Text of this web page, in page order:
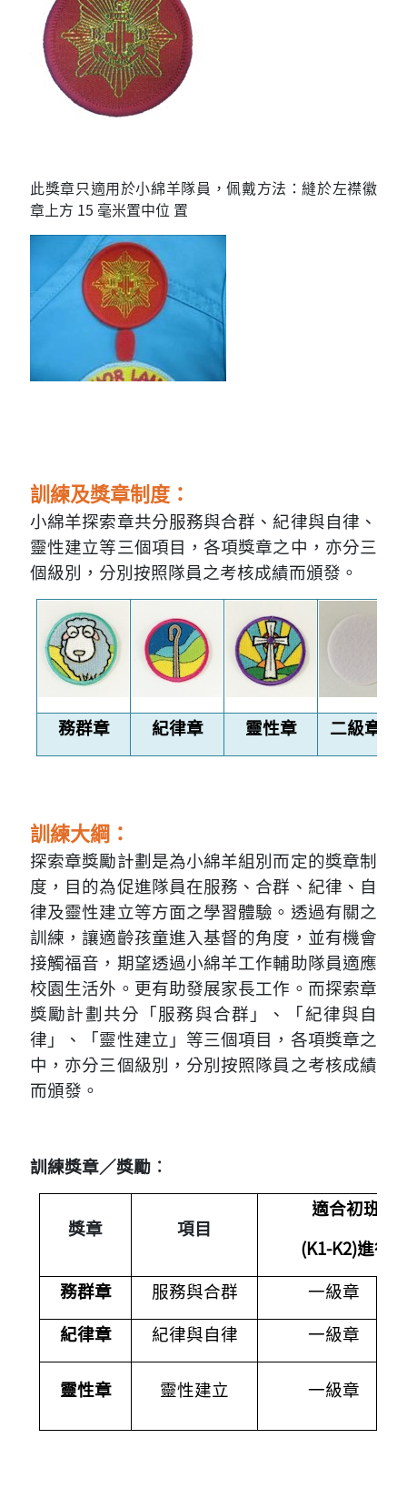
此獎章只適用於小綿羊隊員，佩戴方法：縫於左襟徽
章上方 15 毫米置中位 置
訓練及獎章制度：
小綿羊探索章共分服務與合群、紀律與自律、
靈性建立等三個項目，各項獎章之中，亦分三
個級別，分別按照隊員之考核成績而頒發。
務群章 紀律章 靈性章 二級章托
訓練大綱：
探索章獎勵計劃是為小綿羊組別而定的獎章制
度，目的為促進隊員在服務、合群、紀律、自
律及靈性建立等方面之學習體驗。透過有關之
訓練，讓適齡孩童進入基督的角度，並有機會
接觸福音，期望透過小綿羊工作輔助隊員適應
校園生活外。更有助發展家長工作。而探索章
獎勵計劃共分「服務與合群」、「紀律與自
律」、「靈性建立」等三個項目，各項獎章之
中，亦分三個級別，分別按照隊員之考核成績
而頒發。
訓練獎章／獎勵︰
獎章 項目
適合初班
(K1-K2)進行
務群章
服務與合群
一級章
紀律章
紀律與自律 一級章
靈性章 靈性建立 一級章